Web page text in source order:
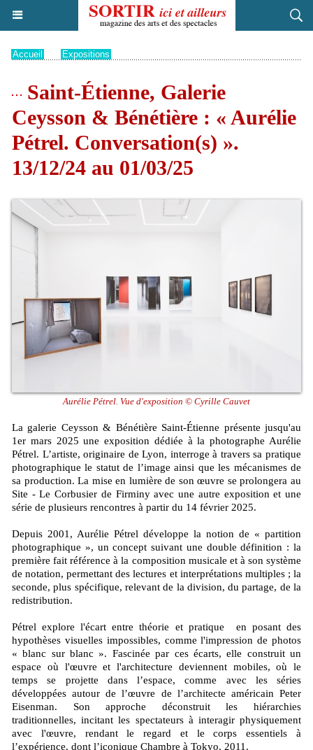
Accueil Expositions
Saint-Étienne, Galerie
Ceysson & Bénétière : « Aurélie
Pétrel. Conversation(s) ».
13/12/24 au 01/03/25
Aurélie Pétrel. Vue d'exposition © Cyrille Cauvet
La galerie Ceysson & Bénétière Saint-Étienne présente jusqu'au
1er mars 2025 une exposition dédiée à la photographe Aurélie
Pétrel. L’artiste, originaire de Lyon, interroge à travers sa pratique
photographique le statut de l’image ainsi que les mécanismes de
sa production. La mise en lumière de son œuvre se prolongera au
Site - Le Corbusier de Firminy avec une autre exposition et une
série de plusieurs rencontres à partir du 14 février 2025.
Depuis 2001, Aurélie Pétrel développe la notion de « partition
photographique », un concept suivant une double définition : la
première fait référence à la composition musicale et à son système
de notation, permettant des lectures et interprétations multiples ; la
seconde, plus spécifique, relevant de la division, du partage, de la
redistribution.
Pétrel explore l'écart entre théorie et pratique en posant des
hypothèses visuelles impossibles, comme l'impression de photos
« blanc sur blanc ». Fascinée par ces écarts, elle construit un
espace où l'œuvre et l'architecture deviennent mobiles, où le
temps se projette dans l’espace, comme avec les séries
développées autour de l’œuvre de l’architecte américain Peter
Eisenman. Son approche déconstruit les hiérarchies
traditionnelles, incitant les spectateurs à interagir physiquement
avec l'œuvre, rendant le regard et le corps essentiels à
l’expérience, dont l’iconique Chambre à Tokyo, 2011.